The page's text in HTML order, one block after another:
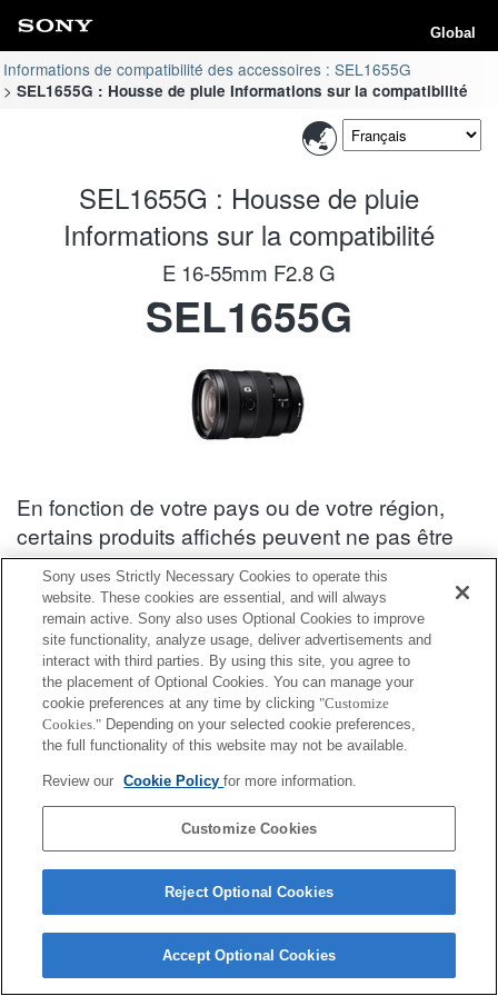
Global
Informations de compatibilité des accessoires : SEL1655G
SEL1655G : Housse de pluie Informations sur la compatibilité
SEL1655G : Housse de pluie
Informations sur la compatibilité
E 16-55mm F2.8 G
SEL1655G
En fonction de votre pays ou de votre région,
certains produits affichés peuvent ne pas être
disponibles.
Informations de compatibilité des accessoires : SEL1655G
Housse de pluie
Entièrement compatible
Compatible, mais avec des restrictions
LCR-ES
Copyright 2026 Sony Corporation
Sony uses Strictly Necessary Cookies to operate this
website. These cookies are essential, and will always
remain active. Sony also uses Optional Cookies to improve
site functionality, analyze usage, deliver advertisements and
interact with third parties. By using this site, you agree to
the placement of Optional Cookies. You can manage your
cookie preferences at any time by clicking "Customize
Cookies." Depending on your selected cookie preferences,
the full functionality of this website may not be available.
Review our Cookie Policyfor more information.
Customize Cookies
Reject Optional Cookies
Accept Optional Cookies